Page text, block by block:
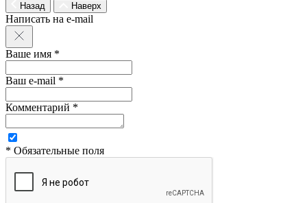
Назад Наверх
Написать на e-mail
Ваше имя *
Ваш e-mail *
Комментарий *
* Обязательные поля